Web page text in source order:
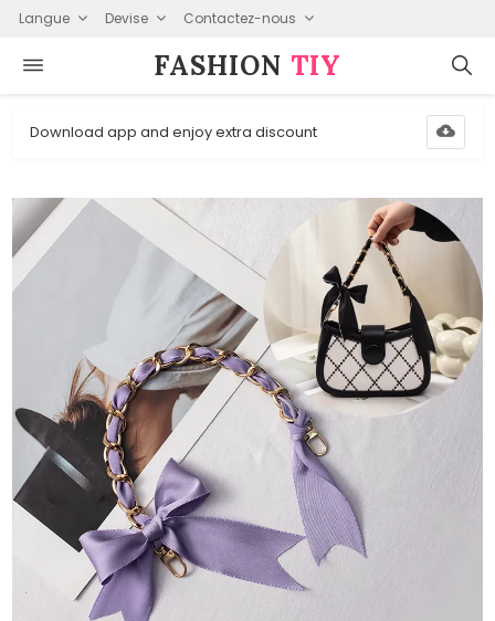
Langue Devise Contactez-nous
FASHION⁠ TIY
Download app and enjoy extra discount